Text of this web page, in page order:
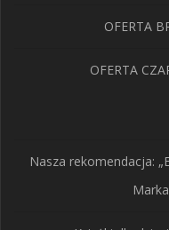
OFERTA
OFERTA
Nasza rekomendacja: